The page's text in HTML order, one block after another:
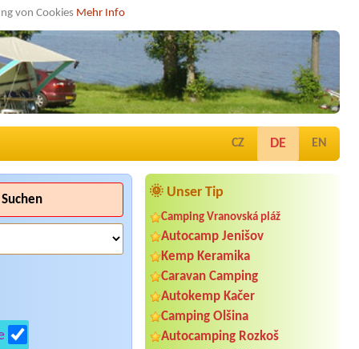
von Cookies Mehr Info
CZ DE EN
🌞 Unser Tip
Camping Vranovská pláž
Autocamp Jenišov
Kemp Keramika
Caravan Camping
Autokemp Kačer
Camping Olšina
Autocamping Rozkoš
Suchen